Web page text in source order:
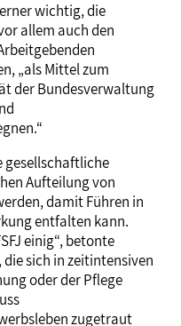
wichtig, die
allem auch den
„als Mittel zum
der Bundesverwaltung
gesellschaftliche
Aufteilung von
damit Führen in
entfalten kann.
einig“, betonte
die sich in zeitintensiven
oder der Pflege
zugetraut